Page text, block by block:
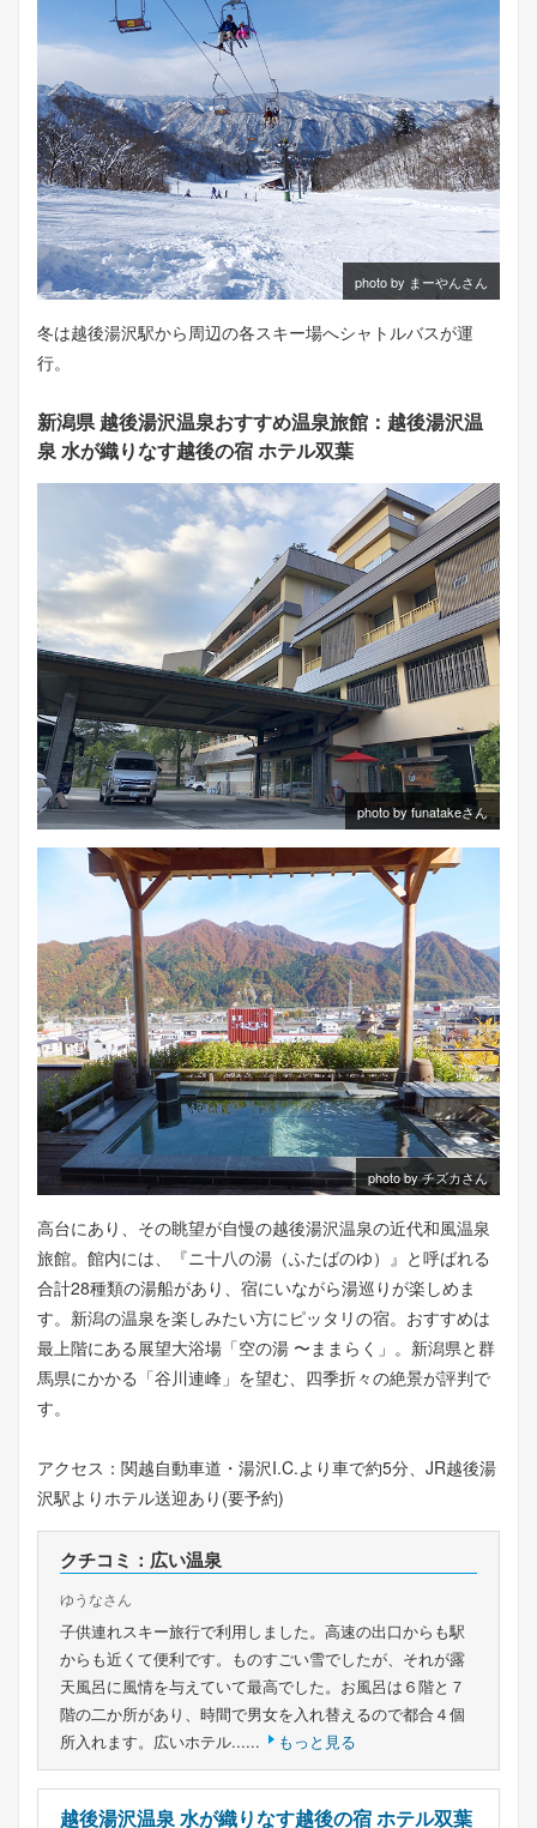
photo by まーやんさん
冬は越後湯沢駅から周辺の各スキー場へシャトルバスが運
行。
新潟県 越後湯沢温泉おすすめ温泉旅館：越後湯沢温
泉 水が織りなす越後の宿 ホテル双葉
photo by funatakeさん
photo by チズカさん
高台にあり、その眺望が自慢の越後湯沢温泉の近代和風温泉
旅館。館内には、『ニ十八の湯（ふたばのゆ）』と呼ばれる
合計28種類の湯船があり、宿にいながら湯巡りが楽しめま
す。新潟の温泉を楽しみたい方にピッタリの宿。おすすめは
最上階にある展望大浴場「空の湯 〜ままらく」。新潟県と群
馬県にかかる「谷川連峰」を望む、四季折々の絶景が評判で
す。
アクセス：関越自動車道・湯沢I.C.より車で約5分、JR越後湯
沢駅よりホテル送迎あり(要予約)
クチコミ：広い温泉
ゆうなさん
子供連れスキー旅行で利用しました。高速の出口からも駅
からも近くて便利です。ものすごい雪でしたが、それが露
天風呂に風情を与えていて最高でした。お風呂は６階と７
階の二か所があり、時間で男女を入れ替えるので都合４個
所入れます。広いホテル......
もっと見る
越後湯沢温泉 水が織りなす越後の宿 ホテル双葉